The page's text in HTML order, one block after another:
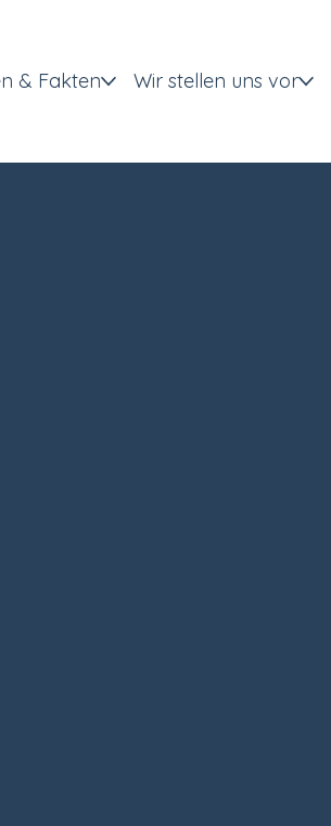
& Fakten Wir stellen uns vor